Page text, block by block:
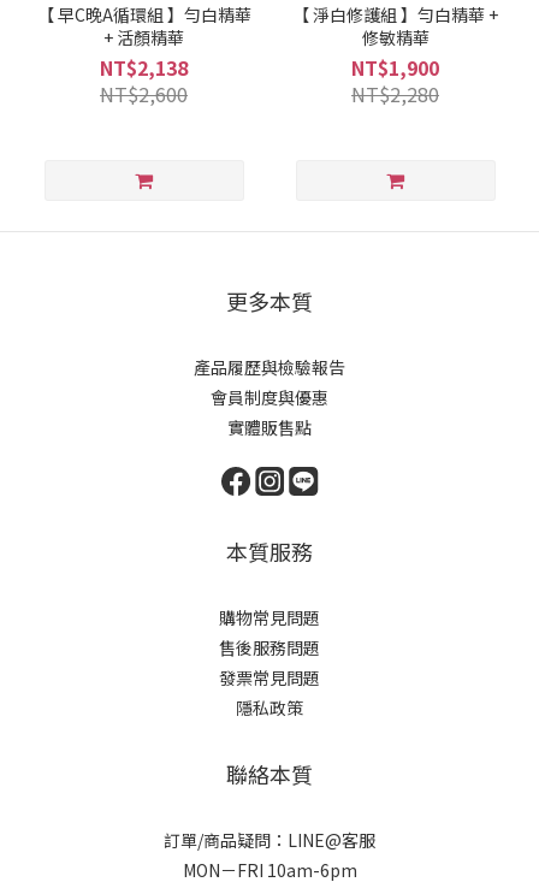
【 早C晚A循環組 】勻白精華
+ 活顏精華
NT$2,138
NT$2,600
【 淨白修護組 】勻白精華 +
修敏精華
NT$1,900
NT$2,280
更多本質
產品履歷與檢驗報告
會員制度與優惠
實體販售點
本質服務
購物常見問題
售後服務問題
發票常見問題
隱私政策
聯絡本質
訂單/商品疑問：LINE@客服
MON－FRI 10am-6pm